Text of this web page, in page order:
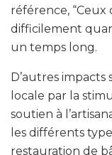
référence, “Ceux
difficilement
un temps long.
D’autres impacts
locale par la
soutien à
les différents
restauration de